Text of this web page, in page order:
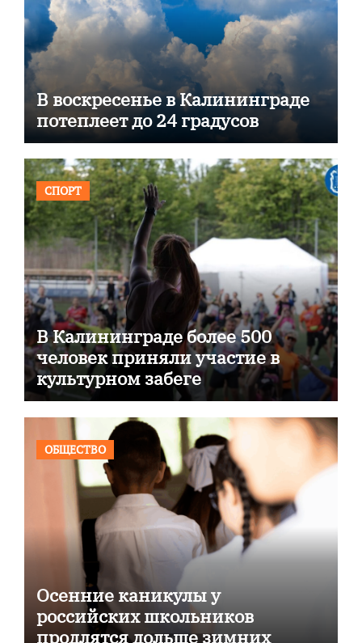
В воскресенье в Калининграде
потеплеет до 24 градусов
СПОРТ
В Калининграде более 500
человек приняли участие в
культурном забеге
ОБЩЕСТВО
Осенние каникулы у
российских школьников
продлятся дольше зимних